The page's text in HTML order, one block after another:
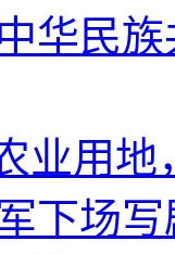
华民
业用
下场